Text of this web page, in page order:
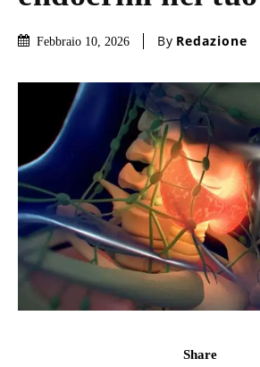
Febbraio 10, 2026 By Redazione
Share